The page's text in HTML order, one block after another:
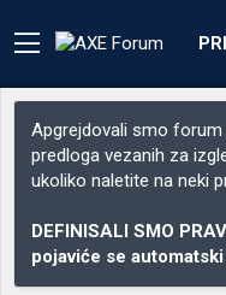
Apgrejdovali smo forum
predloga vezanih za
ukoliko naletite na neki
DEFINISALI SMO
pojaviće se